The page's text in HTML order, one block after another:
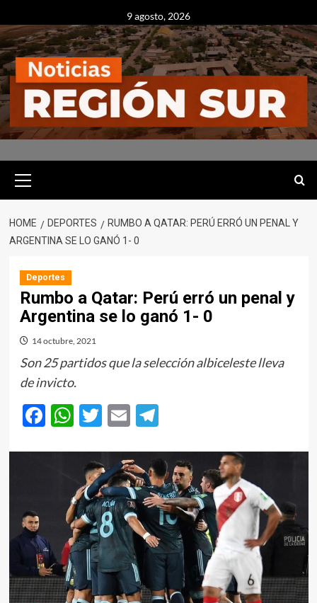
to
content
9 agosto, 2026
Menu
HOME DEPORTES
RUMBO A QATAR: PERÚ ERRÓ UN PENAL Y
ARGENTINA SE LO GANÓ 1- 0
Deportes
Rumbo a Qatar: Perú erró un penal y
Argentina se lo ganó 1- 0
14 octubre, 2021
Son 25 partidos que la selección albiceleste lleva
de invicto.
Facebook
WhatsApp
Twitter
EmailTelegram